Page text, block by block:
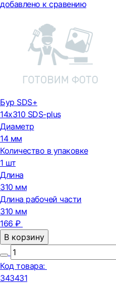
добавлено к сравению
Бур SDS+
14х310 SDS-plus
Диаметр
14 мм
Количество в упаковке
1 шт
Длина
310 мм
Длина рабочей части
310 мм
166 ₽
В корзину
Код товара:
343431